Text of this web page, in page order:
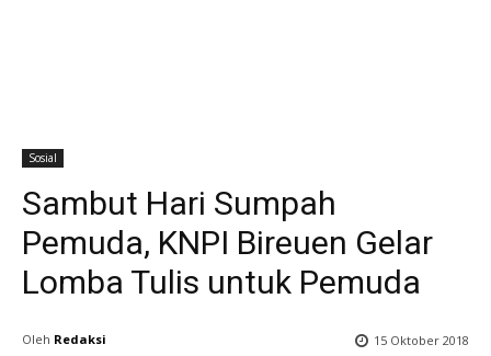
Sosial
Sambut Hari Sumpah
Pemuda, KNPI Bireuen Gelar
Lomba Tulis untuk Pemuda
Oleh Redaksi 15 Oktober 2018